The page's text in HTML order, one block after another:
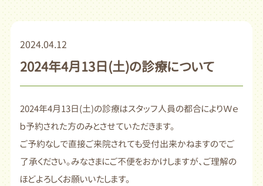
2024.04.12
2024年4月13日(土)の診療について
2024年4月13日(土)の診療はスタッフ人員の都合によりＷｅ
ｂ予約された方のみとさせていただきます。
ご予約なしで直接ご来院されても受付出来かねますのでご
了承ください。みなさまにご不便をおかけしますが、ご理解の
ほどよろしくお願いいたします。